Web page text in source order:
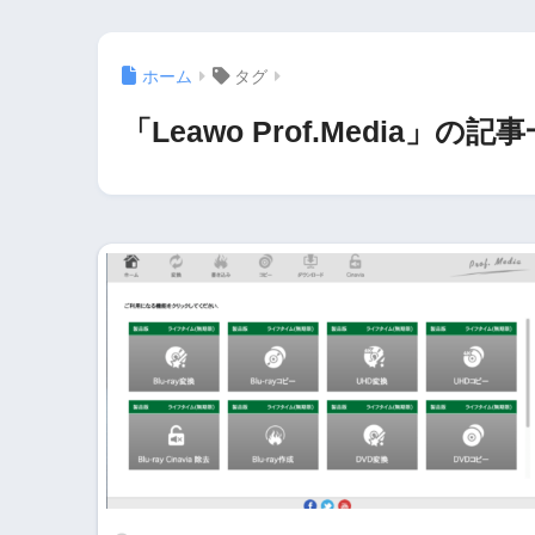
ホーム タグ
「Leawo Prof.Media」の記事